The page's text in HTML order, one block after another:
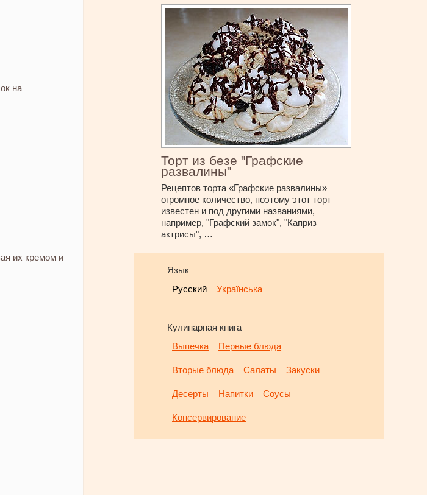
на
их кремом и
Торт из безе "Графские
развалины"
Рецептов торта «Графские развалины»
огромное количество, поэтому этот торт
известен и под другими названиями,
например, "Графский замок", "Каприз
актрисы", …
Язык
Русский
Українська
Кулинарная книга
Выпечка
Первые блюда
Вторые блюда Салаты Закуски
Десерты Напитки Соусы
Консервирование